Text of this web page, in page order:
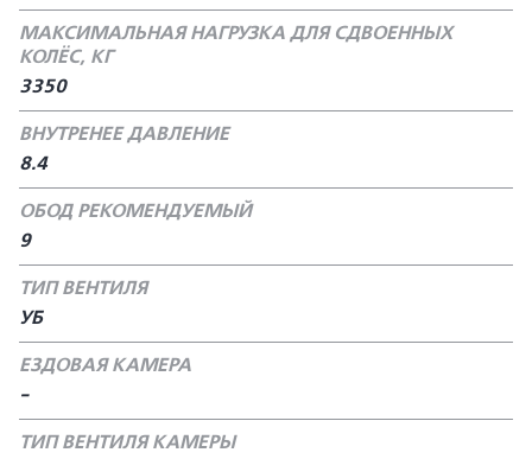
МАКСИМАЛЬНАЯ НАГРУЗКА ДЛЯ СДВОЕННЫХ
КОЛЁС, КГ
3350
ВНУТРЕНЕЕ ДАВЛЕНИЕ
8.4
ОБОД РЕКОМЕНДУЕМЫЙ
9
ТИП ВЕНТИЛЯ
УБ
ЕЗДОВАЯ КАМЕРА
-
ТИП ВЕНТИЛЯ КАМЕРЫ